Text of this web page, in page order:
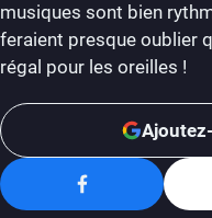
musiques sont bien
feraient presque oublier
régal pour les oreilles !